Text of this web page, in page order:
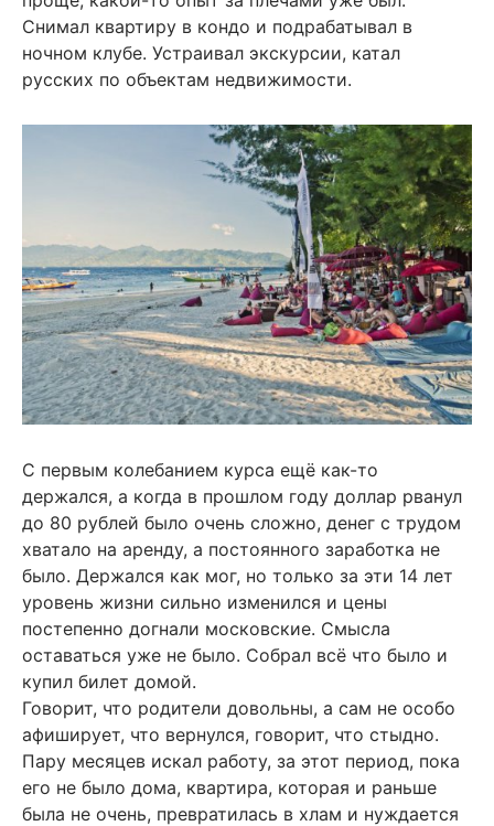
Снимал квартиру в кондо и подрабатывал в
ночном клубе. Устраивал экскурсии, катал
русских по объектам недвижимости.
С первым колебанием курса ещё как-то
держался, а когда в прошлом году доллар рванул
до 80 рублей было очень сложно, денег с трудом
хватало на аренду, а постоянного заработка не
было. Держался как мог, но только за эти 14 лет
уровень жизни сильно изменился и цены
постепенно догнали московские. Смысла
оставаться уже не было. Собрал всё что было и
купил билет домой.
Говорит, что родители довольны, а сам не особо
афиширует, что вернулся, говорит, что стыдно.
Пару месяцев искал работу, за этот период, пока
его не было дома, квартира, которая и раньше
была не очень, превратилась в хлам и нуждается